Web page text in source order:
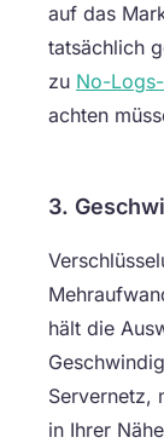
auf das
tatsächlich
zu No-
achten
3.
hält die
Servernetz,
in Ihrer